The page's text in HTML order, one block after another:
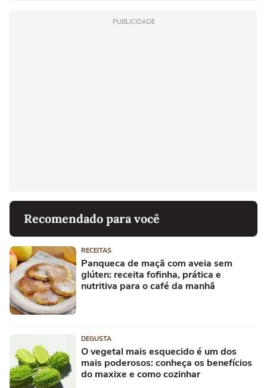
PUBLICIDADE
Recomendado para você
RECEITAS
Panqueca de maçã com aveia sem
glúten: receita fofinha, prática e
nutritiva para o café da manhã
DEGUSTA
O vegetal mais esquecido é um dos
mais poderosos: conheça os benefícios
do maxixe e como cozinhar